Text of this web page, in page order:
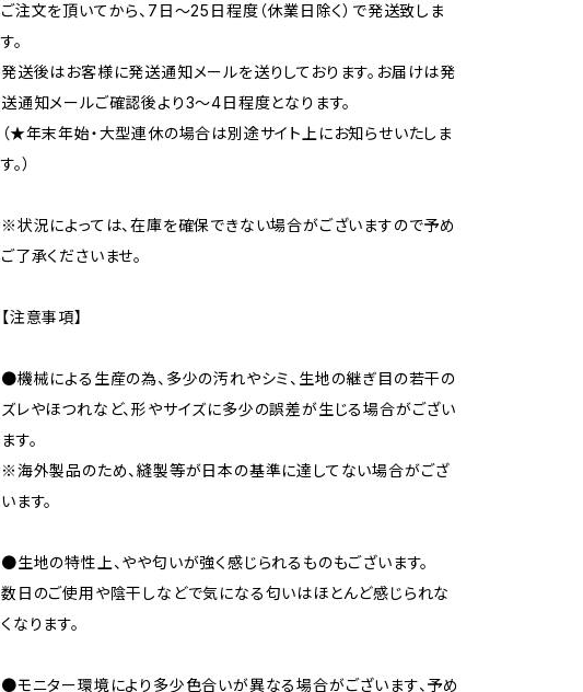
ご注文を頂いてから、7日〜25日程度（休業日除く）で発送致しま
す。
発送後はお客様に発送通知メールを送りしております。お届けは発
送通知メールご確認後より3〜4日程度となります。
（★年末年始・大型連休の場合は別途サイト上にお知らせいたしま
す。）
※状況によっては、在庫を確保できない場合がございますので予め
ご了承くださいませ。
【注意事項】
●機械による生産の為、多少の汚れやシミ、生地の継ぎ目の若干の
ズレやほつれなど、形やサイズに多少の誤差が生じる場合がござい
ます。
※海外製品のため、縫製等が日本の基準に達してない場合がござ
います。
●生地の特性上、やや匂いが強く感じられるものもございます。
数日のご使用や陰干しなどで気になる匂いはほとんど感じられな
くなります。
●モニター環境により多少色合いが異なる場合がございます、予め